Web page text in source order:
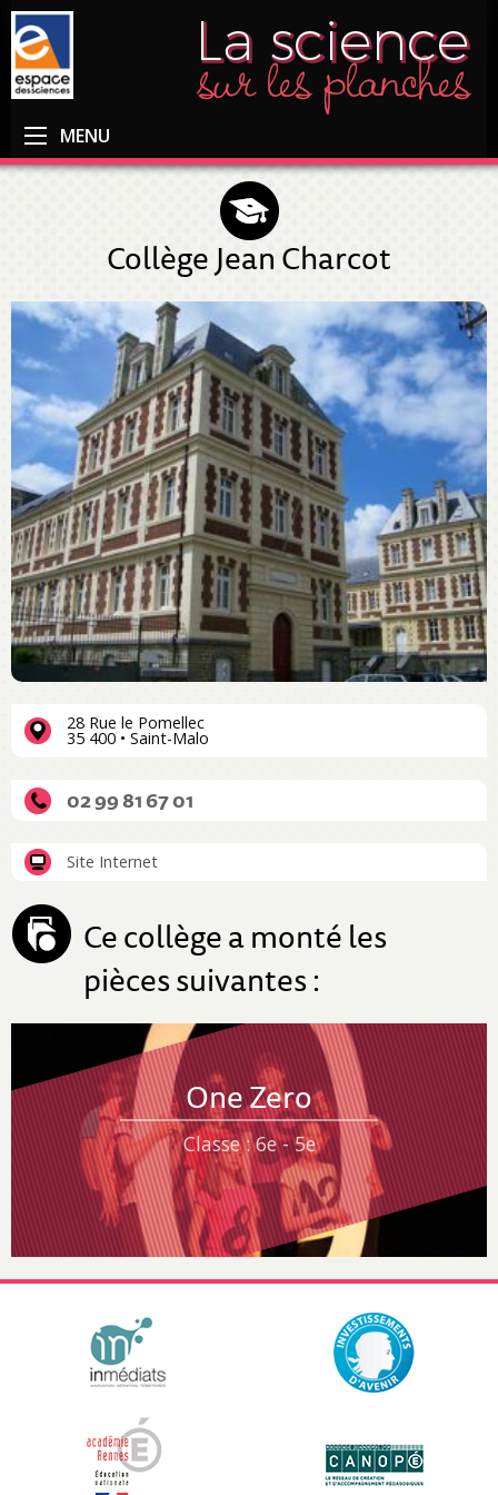
MENU
Collège Jean Charcot
28 Rue le Pomellec
35 400 • Saint-Malo
02 99 81 67 01
Site Internet
Ce collège a monté les
pièces suivantes :
One Zero
Classe : 6e - 5e